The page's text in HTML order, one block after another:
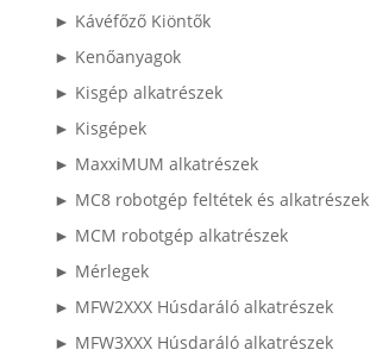
► Kávéfőző Kiöntők
► Kenőanyagok
► Kisgép alkatrészek
► Kisgépek
► MaxxiMUM alkatrészek
► MC8 robotgép feltétek és alkatrészek
► MCM robotgép alkatrészek
► Mérlegek
► MFW2XXX Húsdaráló alkatrészek
► MFW3XXX Húsdaráló alkatrészek